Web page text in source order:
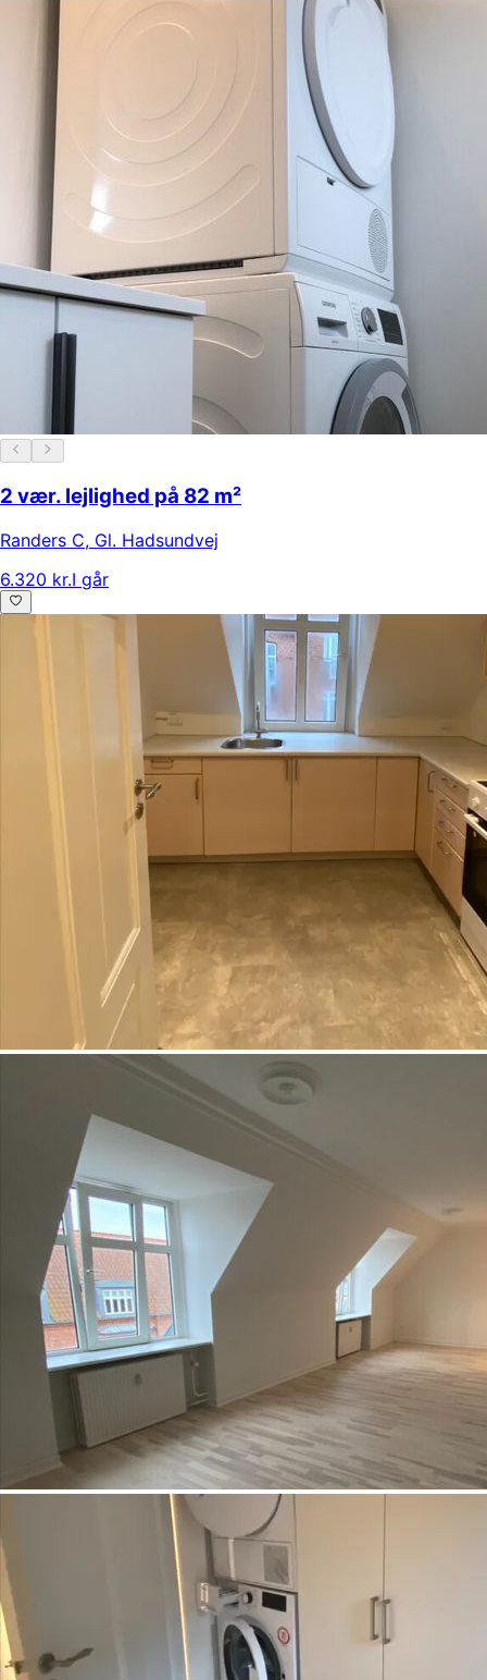
2 vær. lejlighed på 82 m²
Randers C, Gl. Hadsundvej
6.320 kr.I går